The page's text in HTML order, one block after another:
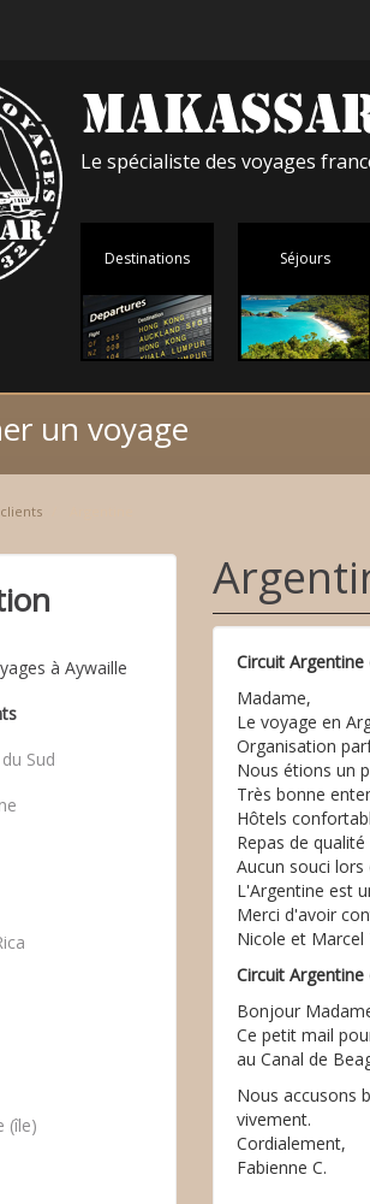
Le spécialiste des voyages
Destinations Séjours
un voyage
à Aywaille
Sud
(île)
Circuit
Madame,
Le voyage en
Organisation
Nous étions un
Très bonne
Hôtels
Repas de
Aucun souci
L'Argentine est
Merci d'avoir
Nicole et Marcel
Circuit
Bonjour
Ce petit mail
au Canal de
Nous accusons
vivement.
Cordialement,
Fabienne C.